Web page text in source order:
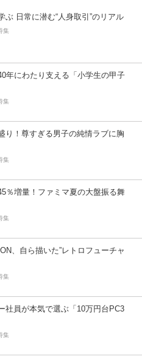
ぶ 日常に潜む“人身取引”のリアル
集
年にわたり支える「小学生の甲子
集
り！尊すぎる男子の純情ラブに胸
集
％増量！ファミマ夏の大盤振る舞
集
、自ら描いた”レトロフューチャ
集
社員が本気で選ぶ「10万円台PC3
集